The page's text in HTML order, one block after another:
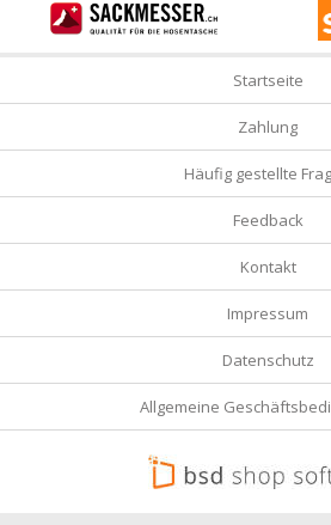
Startseite
Zahlung
Häufig gestellte
Feedback
Kontakt
Impressum
Datenschutz
Allgemeine